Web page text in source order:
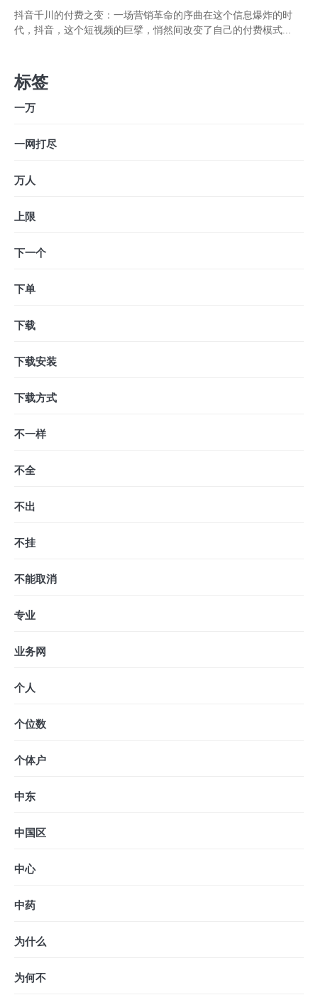
抖音千川的付费之变：一场营销革命的序曲在这个信息爆炸的时
代，抖音，这个短视频的巨擘，悄然间改变了自己的付费模式...
标签
一万
一网打尽
万人
上限
下一个
下单
下载
下载安装
下载方式
不一样
不全
不出
不挂
不能取消
专业
业务网
个人
个位数
个体户
中东
中国区
中心
中药
为什么
为何不